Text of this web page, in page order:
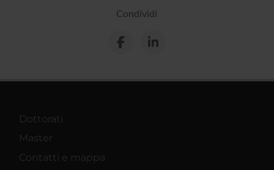
Condividi
Dottorati
Master
Contatti e mappa